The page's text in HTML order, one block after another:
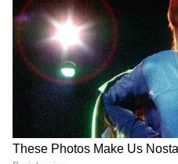
ps 1
பொன்னியின்
தயாராக